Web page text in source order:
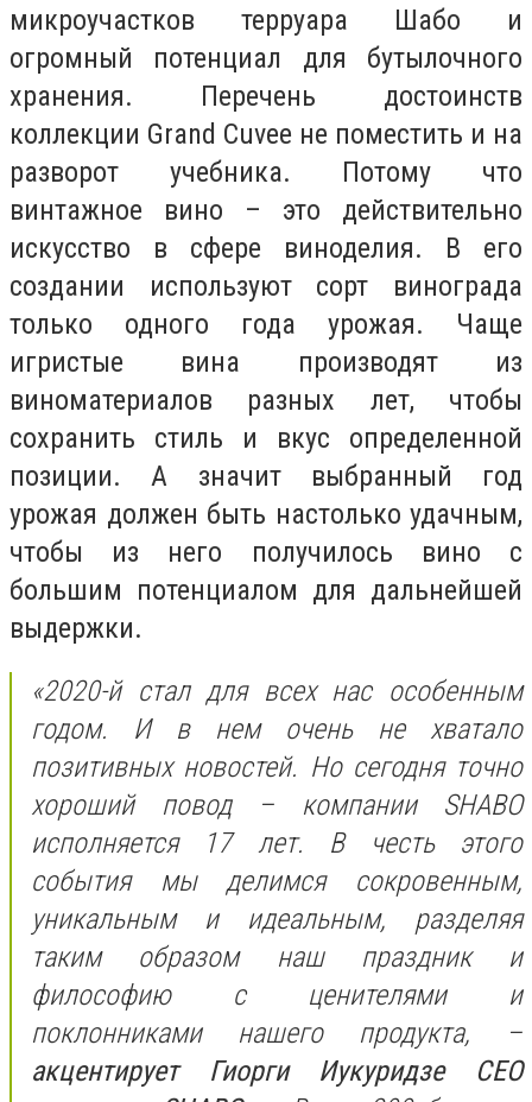
микроучастков терруара Шабо и
огромный потенциал для бутылочного
хранения. Перечень достоинств
коллекции Grand Cuvee не поместить и на
разворот учебника. Потому что
винтажное вино – это действительно
искусство в сфере виноделия. В его
создании используют сорт винограда
только одного года урожая. Чаще
игристые вина производят из
виноматериалов разных лет, чтобы
сохранить стиль и вкус определенной
позиции. А значит выбранный год
урожая должен быть настолько удачным,
чтобы из него получилось вино с
большим потенциалом для дальнейшей
выдержки.
«2020-й стал для всех нас особенным
годом. И в нем очень не хватало
позитивных новостей. Но сегодня точно
хороший повод – компании SHABO
исполняется 17 лет. В честь этого
события мы делимся сокровенным,
уникальным и идеальным, разделяя
таким образом наш праздник и
философию с ценителями и
поклонниками нашего продукта, –
акцентирует Гиорги Иукуридзе СЕО